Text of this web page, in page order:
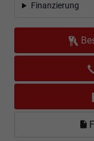
Finanzierung